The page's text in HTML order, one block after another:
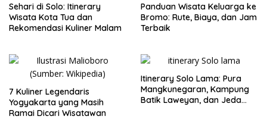
Sehari di Solo: Itinerary
Wisata Kota Tua dan
Rekomendasi Kuliner Malam
Panduan Wisata Keluarga ke
Bromo: Rute, Biaya, dan Jam
Terbaik
7 Kuliner Legendaris
Yogyakarta yang Masih
Ramai Dicari Wisatawan
Itinerary Solo Lama: Pura
Mangkunegaran, Kampung
Batik Laweyan, dan Jeda